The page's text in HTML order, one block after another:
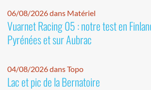
06/08/2026 dans Matériel
Vuarnet Racing 05 : notre test en
Pyrénées et sur Aubrac
04/08/2026 dans Topo
Lac et pic de la Bernatoire